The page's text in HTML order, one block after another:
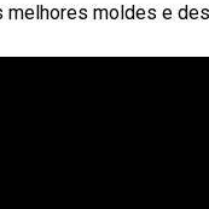
melhores moldes e